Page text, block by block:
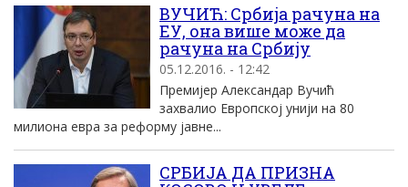
ВУЧИЋ: Србија рачуна на
ЕУ, она више може да
рачуна на Србију
05.12.2016. - 12:42
Премијер Александар Вучић
захвалио Европској унији на 80
милиона евра за реформу јавне...
СРБИЈА ДА ПРИЗНА